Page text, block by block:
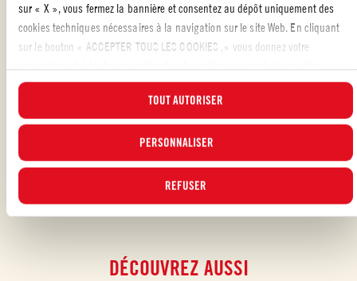
sur « X », vous fermez la bannière et consentez au dépôt uniquement des
cookies techniques nécessaires à la navigation sur le site Web. En cliquant
sur le bouton « ACCEPTER TOUS LES COOKIES ,» vous donnez votre
analytiques et de profilage. Vous pouvez à tout moment choisir les cookies
auxquels vous souhaitez donner votre consentement et consulter la liste
actualisée des cookies en cliquant sur le bouton « GÉRER ». Pour plus
d'informations, veuillez lire notrePolitique d'utilisation des cookies
TOUT AUTORISER
PERSONNALISER
REFUSER
PLATS AVEC DES TOMATES,SOUPES DE TOMATES
Avez-vous aimé la recette?
PARTAGER LA RECETTE
DÉCOUVREZ AUSSI